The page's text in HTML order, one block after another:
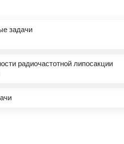
задачи
радиочастотной липосакции